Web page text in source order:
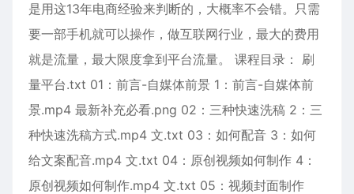
是用这13年电商经验来判断的，大概率不会错。只需
要一部手机就可以操作，做互联网行业，最大的费用
就是流量，最大限度拿到平台流量。 课程目录： 刷
量平台.txt 01：前言-自媒体前景 1：前言-自媒体前
景.mp4 最新补充必看.png 02：三种快速洗稿 2：三
种快速洗稿方式.mp4 文.txt 03：如何配音 3：如何
给文案配音.mp4 文.txt 04：原创视频如何制作 4：
原创视频如何制作.mp4 文.txt 05：视频封面制作